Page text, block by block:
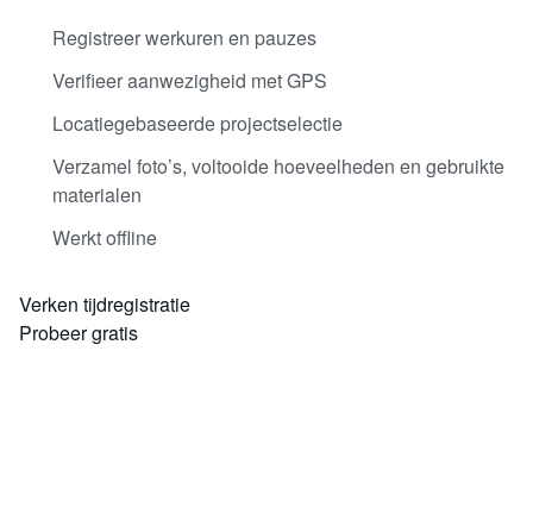
Registreer werkuren en pauzes
Verifieer aanwezigheid met GPS
Locatiegebaseerde projectselectie
Verzamel foto’s, voltooide hoeveelheden en gebruikte
materialen
Werkt offline
Verken tijdregistratie
Probeer gratis